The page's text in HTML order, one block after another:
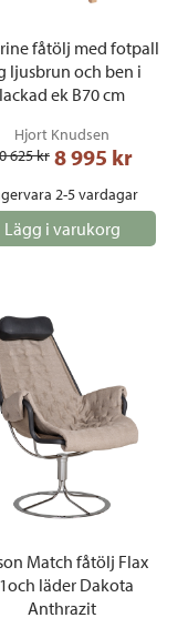
fåtölj med fotpall
ljusbrun och ben i
lackad ek B70 cm
Hjort Knudsen
625 kr 8 995 kr
2-5 vardagar
Lägg i varukorg
Match fåtölj Flax
läder Dakota
Anthrazit